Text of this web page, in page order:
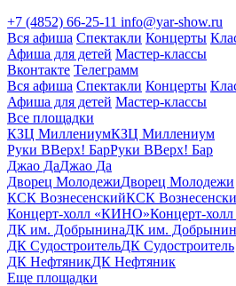
+7 (4852) 66-25-11 info@yar-show.ru
Вся афиша Спектакли Концерты
Афиша для детей Мастер-классы
Вконтакте Телеграмм
Вся афиша Спектакли Концерты
Афиша для детей Мастер-классы
Все площадки
КЗЦ МиллениумКЗЦ Миллениум
Руки ВВерх! БарРуки ВВерх! Бар
Джао ДаДжао Да
Дворец МолодежиДворец Молодежи
КСК ВознесенскийКСК
Концерт-холл «КИНО»Концерт-
ДК им. ДобрынинаДК им.
ДК СудостроительДК Судостроитель
ДК НефтяникДК Нефтяник
Еще площадки